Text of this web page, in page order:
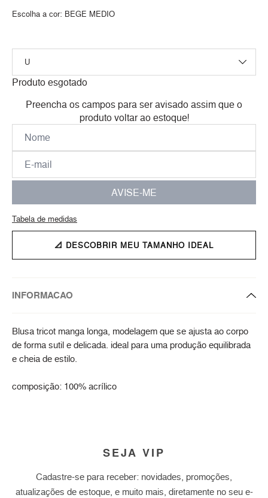
Escolha a cor: BEGE MEDIO
Produto esgotado
Preencha os campos para ser avisado assim que o
produto voltar ao estoque!
AVISE-ME
Tabela de medidas
📐 DESCOBRIR MEU TAMANHO IDEAL
INFORMACAO
Blusa tricot manga longa, modelagem que se ajusta ao corpo
de forma sutil e delicada. ideal para uma produção equilibrada
e cheia de estilo.
composição: 100% acrílico
SEJA VIP
Cadastre-se para receber: novidades, promoções,
atualizações de estoque, e muito mais, diretamente no seu e-